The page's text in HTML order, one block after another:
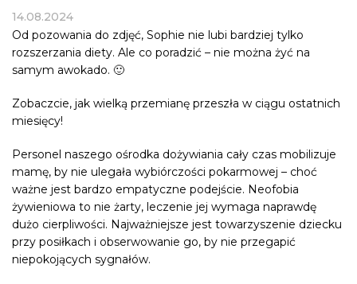
14.08.2024
Od pozowania do zdjęć, Sophie nie lubi bardziej tylko
rozszerzania diety. Ale co poradzić – nie można żyć na
samym awokado. 🙂
Zobaczcie, jak wielką przemianę przeszła w ciągu ostatnich
miesięcy!
Personel naszego ośrodka dożywiania cały czas mobilizuje
mamę, by nie ulegała wybiórczości pokarmowej – choć
ważne jest bardzo empatyczne podejście. Neofobia
żywieniowa to nie żarty, leczenie jej wymaga naprawdę
dużo cierpliwości. Najważniejsze jest towarzyszenie dziecku
przy posiłkach i obserwowanie go, by nie przegapić
niepokojących sygnałów.